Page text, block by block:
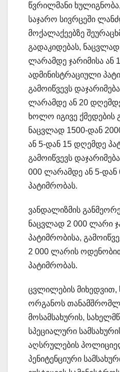
წვრილმანი
საჯარო სივრცეში
მოქალაქეებზე
გადაკიდებას,
ლარამდე ჯარიმისა ან
ადმინისტრაციული
გამოიწვევს
ლარამდე ან 20
ხოლო იგივე ქმედების
ნაცვლად 1500-დან
ან 5-დან 15 დღემდე
გამოიწვევს
000 ლარამდე ან 5-
პატიმრობას.
ვანდალიზმის
ნაცვლად 2 000 ლარი
პატიმრობისა,
2 000 ლარის
პატიმრობას.
ცვლილების
ორგანოს
მოსამსახურის,
სპეციალური
აღსრულების
პენიტენციური